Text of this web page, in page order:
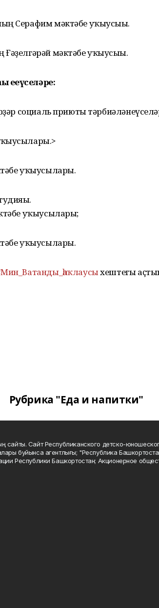
Серафим мәктәбе уҡыусыһы.
мәктәбе уҡыусыһы.
социаль приюты
уҡыусылары.
уҡыусылары;
уҡыусылары.
хештегы
Рубрика "Еда и напитки"
сайты. Сайт Республиканского детско-
буйынса агентлығы; "Республика
Республики Башкортостан; Акционерное